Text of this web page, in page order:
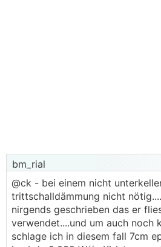
bm_rial
@ck - bei einem nicht
trittschalldämmung nicht
nirgends geschrieben das er
verwendet....und um auch noch
schlage ich in diesem fall 7cm